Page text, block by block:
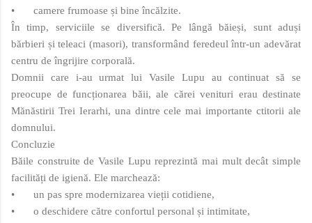
•
camere frumoase și bine încălzite.
În timp, serviciile se diversifică. Pe lângă băieși, sunt aduși
bărbieri și teleaci (masori), transformând feredeul într-un adevărat
centru de îngrijire corporală.
Domnii care i-au urmat lui Vasile Lupu au continuat să se
preocupe de funcționarea băii, ale cărei venituri erau destinate
Mănăstirii Trei Ierarhi, una dintre cele mai importante ctitorii ale
domnului.
Concluzie
Băile construite de Vasile Lupu reprezintă mai mult decât simple
facilități de igienă. Ele marchează:
•
un pas spre modernizarea vieții cotidiene,
•
o deschidere către confortul personal și intimitate,